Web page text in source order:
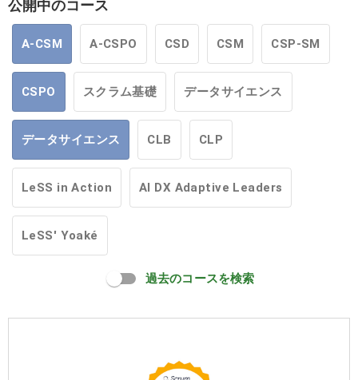
公開中のコース
A-CSM A-CSPO CSD CSM CSP-SM
CSPO スクラム基礎 データサイエンス
データサイエンス CLB CLP
LeSS in Action AI DX Adaptive Leaders
LeSS' Yoaké
過去のコースを検索